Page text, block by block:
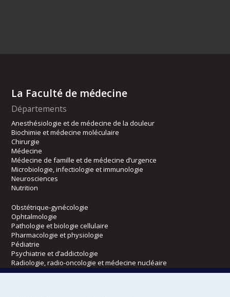
La Faculté de médecine
Départements
Anesthésiologie et de médecine de la douleur
Biochimie et médecine moléculaire
Chirurgie
Médecine
Médecine de famille et de médecine d’urgence
Microbiologie, infectiologie et immunologie
Neurosciences
Nutrition
Obstétrique-gynécologie
Ophtalmologie
Pathologie et biologie cellulaire
Pharmacologie et physiologie
Pédiatrie
Psychiatrie et d’addictologie
Radiologie, radio-oncologie et médecine nucléaire